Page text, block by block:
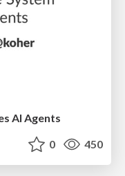
AI Agents
0 450